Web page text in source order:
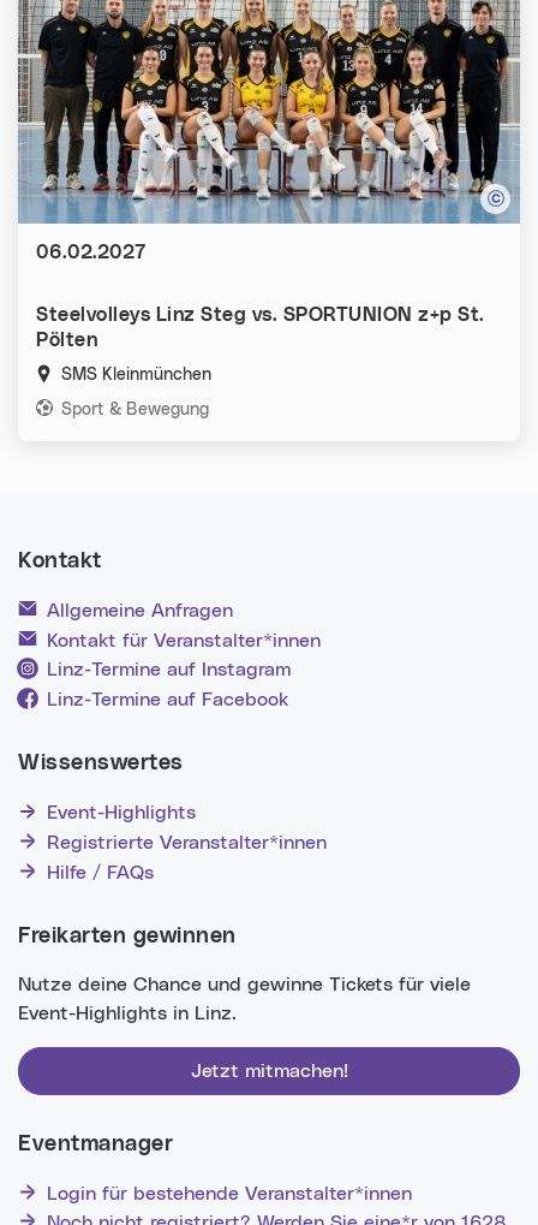
Steelvolleys Linz Steg vs. SPORTUNION z+p St.
Pölten
SMS Kleinmünchen
Kategorien:
Sport & Bewegung
Datum:
06.02.2027
Kontakt
Allgemeine Anfragen
Kontakt für Veranstalter*innen
Linz-Termine auf Instagram
Linz-Termine auf Facebook
Wissenswertes
Event-Highlights
Registrierte Veranstalter*innen
Hilfe / FAQs
Freikarten gewinnen
Nutze deine Chance und gewinne Tickets für viele
Event-Highlights in Linz.
Jetzt mitmachen!
Eventmanager
Login für bestehende Veranstalter*innen